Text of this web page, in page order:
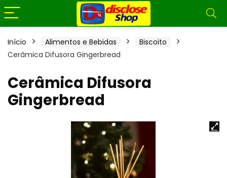
Início Alimentos e Bebidas
Biscoito
Cerâmica Difusora Gingerbread
Cerâmica Difusora
Gingerbread